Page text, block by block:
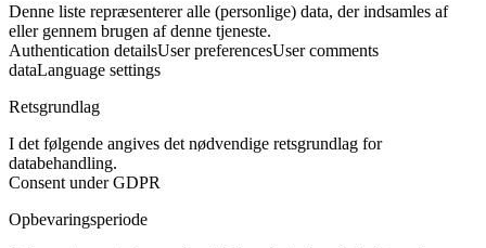
Denne liste repræsenterer alle (personlige) data, der indsamles af
eller gennem brugen af denne tjeneste.
Authentication detailsUser preferencesUser comments
dataLanguage settings
Retsgrundlag
I det følgende angives det nødvendige retsgrundlag for
databehandling.
Consent under GDPR
Opbevaringsperiode